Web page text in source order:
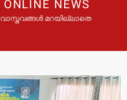
NEWS
മറയില്ലാതെ